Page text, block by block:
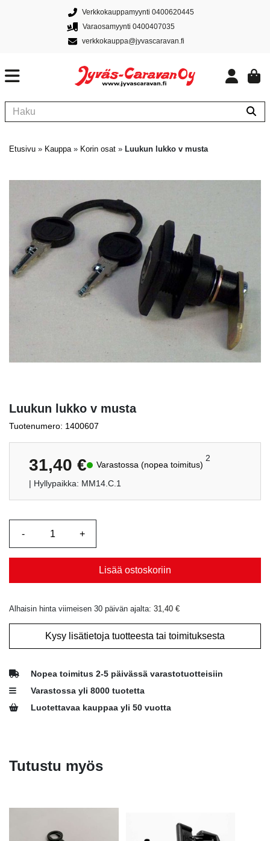
Verkkokauppamyynti 0400620445
Varaosamyynti 0400407035
verkkokauppa@jyvascaravan.fi
Etusivu » Kauppa» Korin osat » Luukun lukko v musta
Luukun lukko v musta
Tuotenumero: 1400607
31,40 € Varastossa (nopea toimitus)
2
| Hyllypaikka: MM14.C.1
Lisää ostoskoriin
Alhaisin hinta viimeisen 30 päivän ajalta: 31,40 €
Kysy lisätietoja tuotteesta tai toimituksesta
Nopea toimitus 2-5 päivässä varastotuotteisiin
Varastossa yli 8000 tuotetta
Luotettavaa kauppaa yli 50 vuotta
Tutustu myös